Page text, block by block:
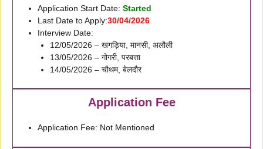
Application Start Date: Started
Last Date to Apply:30/04/2026
Interview Date:
12/05/2026 – खगड़िया, मानसी, अलौली
13/05/2026 – गोगरी, परबत्ता
14/05/2026 – चौथम, बेलदौर
Application Fee
Application Fee: Not Mentioned